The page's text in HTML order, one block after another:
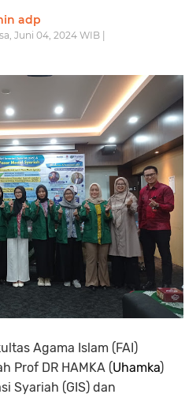
adp
Juni 04, 2024 WIB |
Agama Islam (FAI)
Prof DR HAMKA (Uhamka)
Syariah (GIS) dan